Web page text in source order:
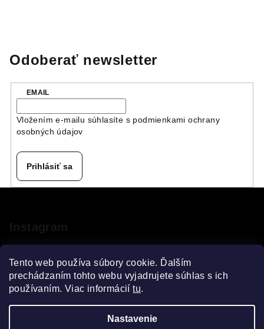
Tento web používa súbory cookie. Ďalším
prechádzaním tohto webu vyjadrujete súhlas s ich
používaním. Viac informáciítu.
Nastavenie
Odoberať newsletter
EMAIL
Vložením e-mailu súhlasíte s podmienkami ochrany
osobných údajov
Prihlásiť sa
ä
Sledovať na Instagrame